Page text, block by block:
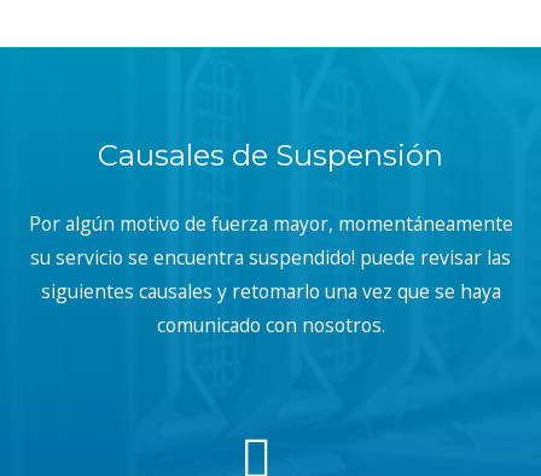
Causales de Suspensión
Por algún motivo de fuerza mayor, momentáneamente
su servicio se encuentra suspendido! puede revisar las
siguientes causales y retomarlo una vez que se haya
comunicado con nosotros.